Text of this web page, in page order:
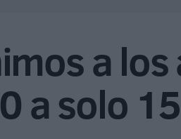
a
a solo